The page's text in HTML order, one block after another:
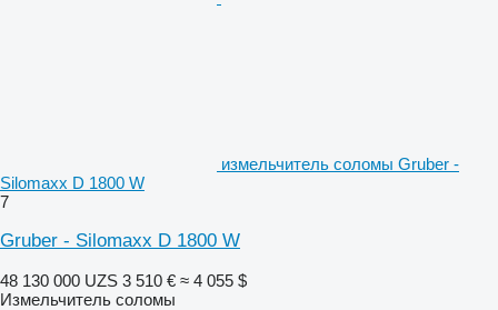
измельчитель соломы Gruber -
Silomaxx D 1800 W
7
Gruber - Silomaxx D 1800 W
48 130 000 UZS 3 510 € ≈ 4 055 $
Измельчитель соломы